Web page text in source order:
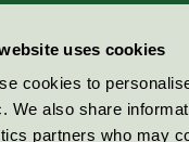
uses cookies
cookies to
We also share
partners who may